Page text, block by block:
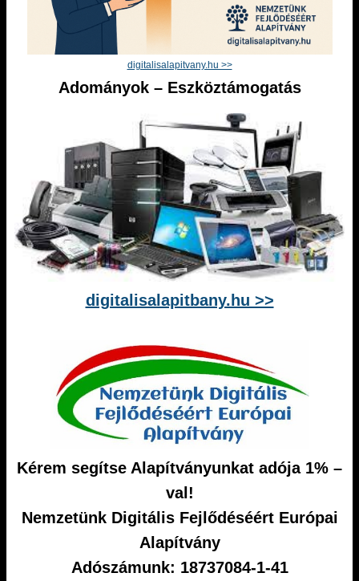
digitalisalapitvany.hu >>
Adományok – Eszköztámogatás
digitalisalapitbany.hu >>
Kérem segítse Alapítványunkat adója 1% –
val!
Nemzetünk Digitális Fejlődéséért Európai
Alapítvány
Adószámunk: 18737084-1-41